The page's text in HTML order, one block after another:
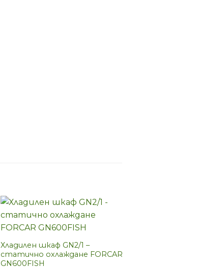
Хладилен шкаф GN2/1 –
статично охлаждане FORCAR
GN600FISH